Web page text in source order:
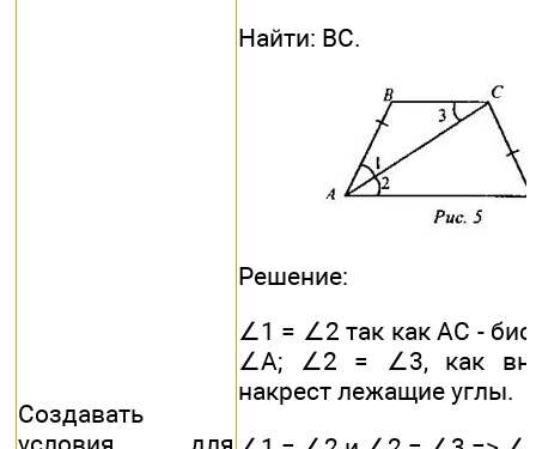
Создавать
Найти: ВС.
Решение:
∠1 = ∠2 так как АС -
∠А; ∠2 = ∠3, как
накрест лежащие углы.